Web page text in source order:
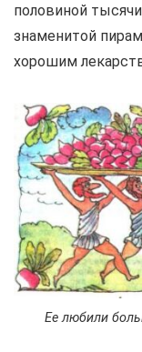
половиной
знаменитой
хорошим
Ее любили